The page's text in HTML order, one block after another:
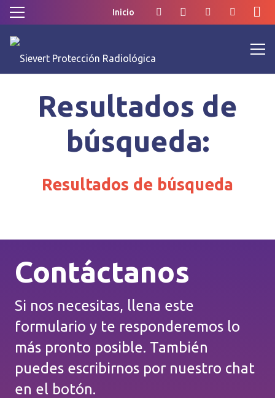
Inicio
Resultados de
búsqueda:
Resultados de búsqueda
Contáctanos
Si nos necesitas, llena este
formulario y te responderemos lo
más pronto posible. También
puedes escribirnos por nuestro chat
en el botón.